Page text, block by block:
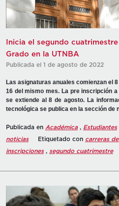
Inicia el segundo
Grado en la UTNBA
Publicada el 1 de agosto de 2022
Las asignaturas anuales comienzan el
16 del mismo mes. La pre inscripción
se extiende al 8 de agosto. La
tecnológica se publica en la sección de
Publicada en Académica, Estudiantes
noticias
Etiquetado con carreras
inscripciones, segundo cuatrimestre